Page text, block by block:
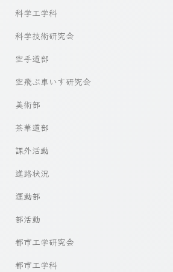
科学工学科
科学技術研究会
空手道部
空飛ぶ車いす研究会
美術部
茶華道部
課外活動
進路状況
運動部
部活動
都市工学研究会
都市工学科